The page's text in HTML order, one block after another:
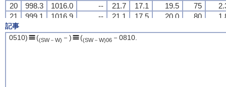
20
998.3 1016.0 -- 21.7 17.1 19.5 75
21
999.1 1016.9 -- 21.1 17.5 20.0 80
22
23
999.2 1017.2 -- 18.4 16.5
20
998.3 1016.0 -- 21.7 17.1 19.5 75
21
999.1 1016.9 -- 21.1 17.5 20.0 80
22
23
999.2 1017.2 -- 18.4 16.5
20
998.3 1016.0 -- 21.7 17.1 19.5 75
21
999.1 1016.9 -- 21.1 17.5 20.0 80
22
23
999.2 1017.2 -- 18.4 16.5
20
998.3 1016.0 -- 21.7 17.1 19.5 75
21
999.1 1016.9 -- 21.1 17.5 20.0 80
22
23
999.2 1017.2 -- 18.4 16.5
記事
0510)
((SW－W) －) ((SW－W)06－0810.